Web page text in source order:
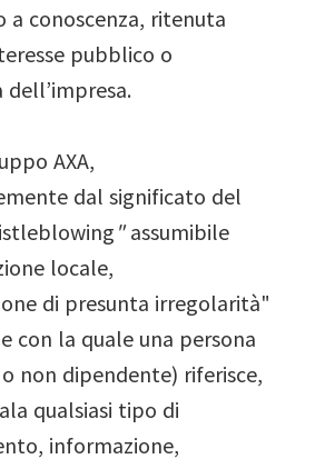
a conoscenza, ritenuta
pubblico o
AXA,
dal significato del
"assumibile
locale,
di presunta irregolarità"
con la quale una persona
non dipendente) riferisce,
qualsiasi tipo di
informazione,